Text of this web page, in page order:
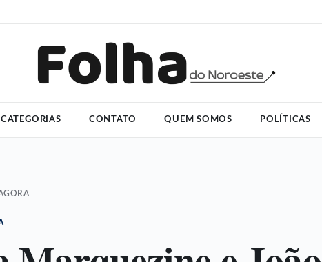
CATEGORIAS CONTATO QUEM SOMOS POLÍTICAS